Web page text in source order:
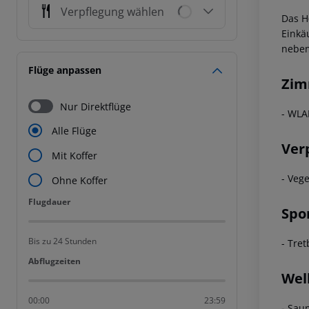
Verpflegung wählen
Flüge anpassen
Nur Direktflüge
Alle Flüge
Mit Koffer
Ohne Koffer
Flugdauer
Flugdauer
Bis zu 24 Stunden
Abflugzeiten
Abflugzeiten
00:00 23:59
Das
-
-
-